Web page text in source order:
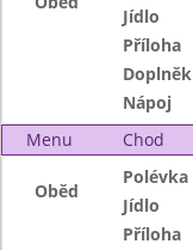
Jídlo
Příloha
Doplněk
Nápoj
Menu
Chod
Oběd
Polévka
Jídlo
Příloha